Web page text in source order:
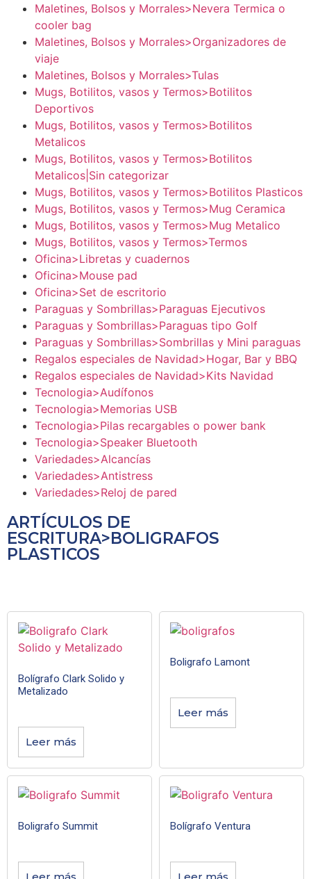
Maletines, Bolsos y Morrales>Nevera Termica o
cooler bag
Maletines, Bolsos y Morrales>Organizadores de
viaje
Maletines, Bolsos y Morrales>Tulas
Mugs, Botilitos, vasos y Termos>Botilitos
Deportivos
Mugs, Botilitos, vasos y Termos>Botilitos
Metalicos
Mugs, Botilitos, vasos y Termos>Botilitos
Metalicos|Sin categorizar
Mugs, Botilitos, vasos y Termos>Botilitos Plasticos
Mugs, Botilitos, vasos y Termos>Mug Ceramica
Mugs, Botilitos, vasos y Termos>Mug Metalico
Mugs, Botilitos, vasos y Termos>Termos
Oficina>Libretas y cuadernos
Oficina>Mouse pad
Oficina>Set de escritorio
Paraguas y Sombrillas>Paraguas Ejecutivos
Paraguas y Sombrillas>Paraguas tipo Golf
Paraguas y Sombrillas>Sombrillas y Mini paraguas
Regalos especiales de Navidad>Hogar, Bar y BBQ
Regalos especiales de Navidad>Kits Navidad
Tecnologia>Audífonos
Tecnologia>Memorias USB
Tecnologia>Pilas recargables o power bank
Tecnologia>Speaker Bluetooth
Variedades>Alcancías
Variedades>Antistress
Variedades>Reloj de pared
ARTÍCULOS DE
ESCRITURA>BOLIGRAFOS
PLASTICOS
Bolígrafo Clark Solido y
Metalizado
Leer más
Boligrafo Lamont
Leer más
Boligrafo Summit Bolígrafo Ventura